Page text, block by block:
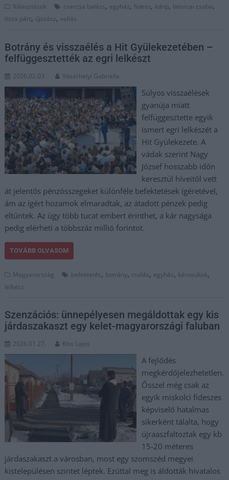
Választások csercsa balázs, egyház, fidesz, kdnp, latorcai csaba,
tisza párt, újszász,vallás
Botrány és visszaélés a Hit Gyülekezetében –
felfüggesztették az egri lelkészt
2026.02.03. Vásárhelyi Gabriella
Súlyos visszaélések
gyanúja miatt
felfüggesztette egyik
ismert egri lelkészét a
Hit Gyülekezete. A
vádak szerint Nagy
József hosszabb időn
keresztül híveitől vett
át jelentős pénzösszegeket különféle befektetések ígéretével,
ám az ígért hozamok elmaradtak, az átadott pénzek pedig
eltűntek. Az ügy több tucat embert érinthet, a kár nagysága
pedig elérheti a többszáz millió forintot.
TOVÁBB OLVASOM
Magyarország befektetés, botrány, csalás, egyház, károsultak,
lelkész
Szenzációs: ünnepélyesen megáldottak egy kis
járdaszakaszt egy kelet-magyarországi faluban
2026.01.27. Kiss Lajos
A fejlődés
megkérdőjelezhetetlen.
Ősszel még csak az
egyik miskolci fideszes
képviselő hatalmas
sikerként tálalta, hogy
újraaszfaltoztak egy kb
15-20 méteres
járdaszakaszt a városban, most egy szomszéd megyei
kistelepülésen szintet léptek. Ezúttal meg is áldották hivatalos